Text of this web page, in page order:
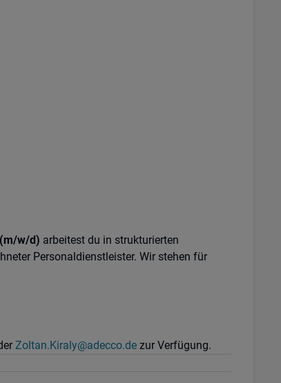
w/d) arbeitest du in strukturierten
Personaldienstleister. Wir stehen für
Zoltan.Kiraly@adecco.de zur Verfügung.